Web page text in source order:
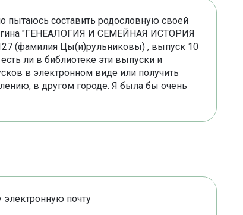
пытаюсь составить родословную своей
"ГЕНЕАЛОГИЯ И СЕМЕЙНАЯ ИСТОРИЯ
(фамилия Цы(и)рульниковы) , выпуск 10
ли в библиотеке эти выпуски и
в электронном виде или получить
в другом городе. Я была бы очень
почту